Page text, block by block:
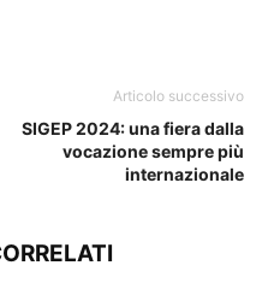
Articolo successivo
SIGEP 2024: una fiera dalla
vocazione sempre più
internazionale